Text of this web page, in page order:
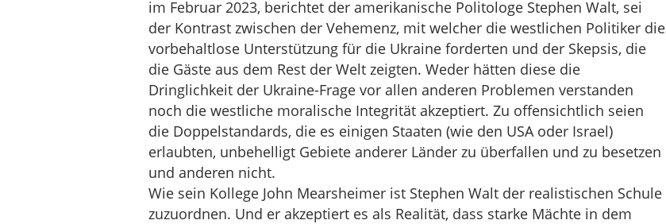
im Februar 2023, berichtet der amerikanische Politologe Stephen Walt, sei
der Kontrast zwischen der Vehemenz, mit welcher die westlichen Politiker die
vorbehaltlose Unterstützung für die Ukraine forderten und der Skepsis, die
die Gäste aus dem Rest der Welt zeigten. Weder hätten diese die
Dringlichkeit der Ukraine-Frage vor allen anderen Problemen verstanden
noch die westliche moralische Integrität akzeptiert. Zu offensichtlich seien
die Doppelstandards, die es einigen Staaten (wie den USA oder Israel)
erlaubten, unbehelligt Gebiete anderer Länder zu überfallen und zu besetzen
und anderen nicht.
Wie sein Kollege John Mearsheimer ist Stephen Walt der realistischen Schule
zuzuordnen. Und er akzeptiert es als Realität, dass starke Mächte in dem